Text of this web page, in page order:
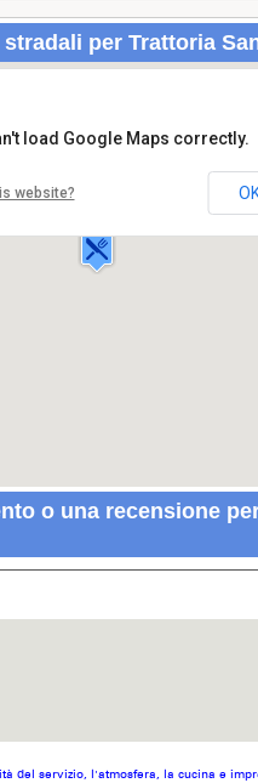
per Trattoria
Trattoria Sant' Omobono
Piazza Sant' Omobono,6
56100 PISA
load Google Maps correctly.
website?
o una recensione
del servizio, l'atmosfera, la cucina e